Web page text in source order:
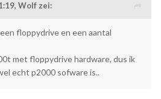
Wolf zei:
floppydrive en een aantal
met floppydrive hardware, dus ik
echt p2000 sofware is..